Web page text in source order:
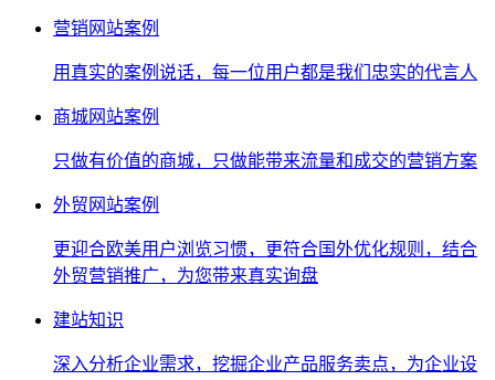
营销网站案例
用真实的案例说话，每一位用户都是我们忠实的代言人
商城网站案例
只做有价值的商城，只做能带来流量和成交的营销方案
外贸网站案例
更迎合欧美用户浏览习惯，更符合国外优化规则，结合
外贸营销推广，为您带来真实询盘
建站知识
深入分析企业需求，挖掘企业产品服务卖点，为企业设